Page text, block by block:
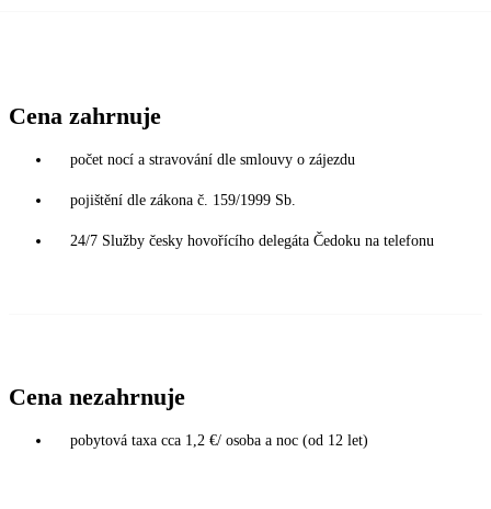
Cena zahrnuje
počet nocí a stravování dle smlouvy o zájezdu
pojištění dle zákona č. 159/1999 Sb.
24/7 Služby česky hovořícího delegáta Čedoku na telefonu
Cena nezahrnuje
pobytová taxa cca 1,2 €/ osoba a noc (od 12 let)